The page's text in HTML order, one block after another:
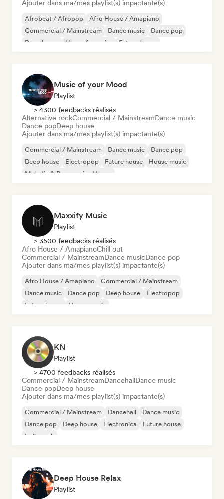
Ajouter dans ma/mes playlist(s) impactante(s)
Afrobeat / Afropop
Afro House / Amapiano
Commercial / Mainstream
Dance music
Dance pop
Deep house
House française Future house
Music of your Mood
Playlist
> 4300 feedbacks réalisés
Alternative rockCommercial / MainstreamDance music
Dance popDeep house
Ajouter dans ma/mes playlist(s) impactante(s)
Commercial / Mainstream Dance music
Dance pop
Deep house
Electropop Future house
House music
Melodic & Progressive House
Maxxify Music
Playlist
> 3500 feedbacks réalisés
Afro House / AmapianoChill out
Commercial / MainstreamDance musicDance pop
Ajouter dans ma/mes playlist(s) impactante(s)
Afro House / Amapiano
Commercial / Mainstream
Dance music
Dance pop Deep house
Electropop
Future house
House music
KN
Playlist
> 4700 feedbacks réalisés
Commercial / MainstreamDancehallDance music
Dance popDeep house
Ajouter dans ma/mes playlist(s) impactante(s)
Commercial / Mainstream Dancehall
Dance music
Dance pop
Deep house Electronica
Future house
Indie rock
Deep House Relax
Playlist